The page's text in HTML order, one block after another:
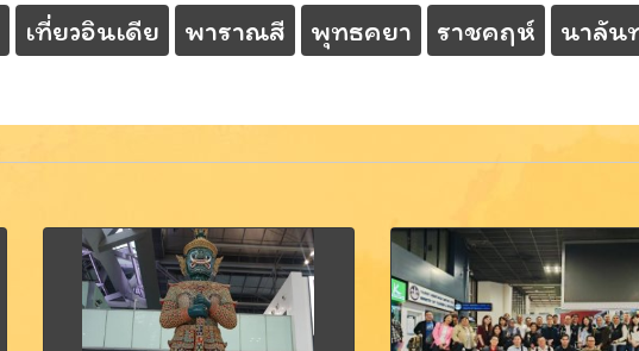
เที่ยวอินเดีย พาราณสี พุทธคยา ราชคฤห์ นาลัน